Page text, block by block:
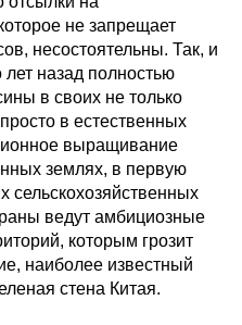
не запрещает
несостоятельны. Так, и
назад полностью
в своих не только
в естественных
выращивание
землях, в первую
сельскохозяйственных
ведут амбициозные
которым грозит
наиболее известный
стена Китая.